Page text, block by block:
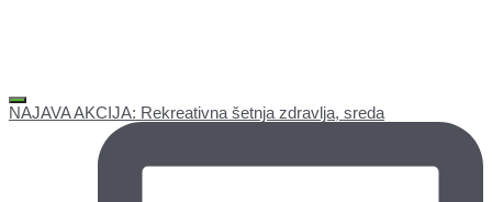
NAJAVA AKCIJA: Rekreativna šetnja zdravlja, sreda